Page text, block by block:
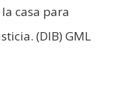
casa para
(DIB) GML